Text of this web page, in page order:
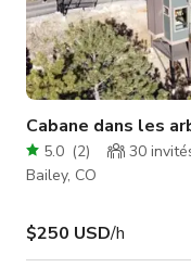
5.0 (2) 30
Bailey, CO
$250 USD/h